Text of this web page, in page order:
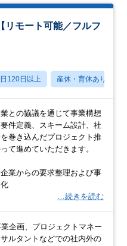
リモート可能／フルフ
120日以上 産休・育休あり
との協議を通じて事業構想
件定義、スキーム設計、社
巻き込んだプロジェクト推
て進めていただきます。
企業からの要求整理および事
…続きを読む
業企画、プロジェクトマネー
ルタントなどでの社内外の